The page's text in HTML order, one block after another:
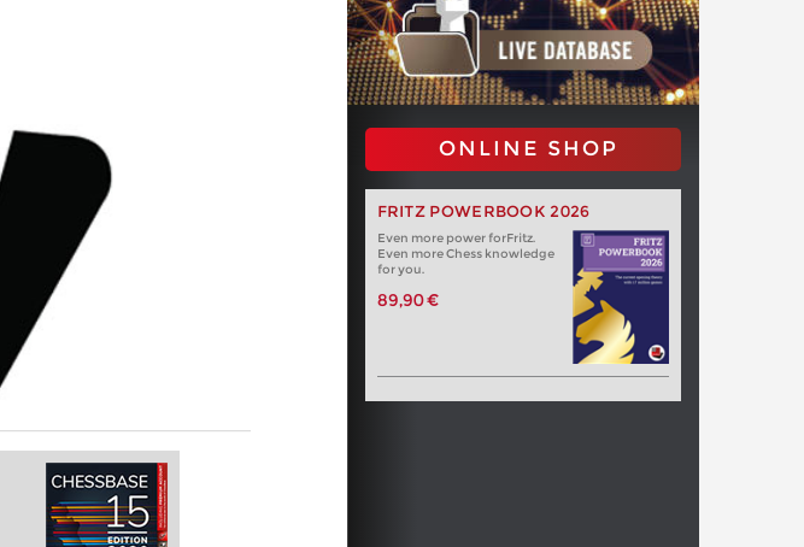
ONLINE SHOP
FRITZ POWERBOOK 2026
Even more power forFritz.
Even more Chess knowledge
for you.
89,90 €